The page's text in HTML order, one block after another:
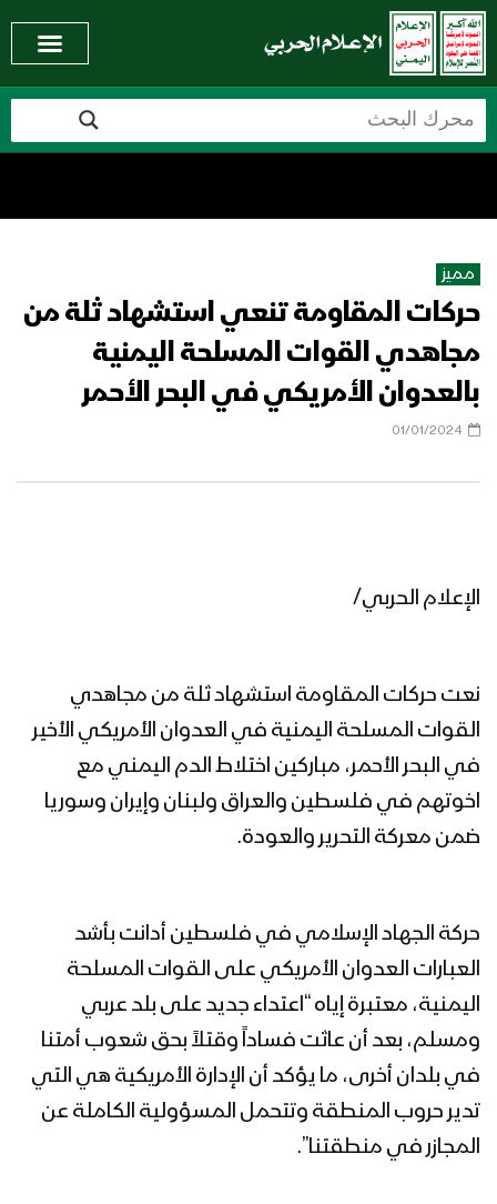
مميز
حركات المقاومة تنعي استشهاد ثلة من
مجاهدي القوات المسلحة اليمنية
بالعدوان الأمريكي في البحر الأحمر
01/01/2024
الإعلام الحربي/
نعت حركات المقاومة استشهاد ثلة من مجاهدي
القوات المسلحة اليمنية في العدوان الأمريكي الأخير
في البحر الأحمر، مباركين اختلاط الدم اليمني مع
اخوتهم في فلسطين والعراق ولبنان وإيران وسوريا
ضمن معركة التحرير والعودة.
حركة الجهاد الإسلامي في فلسطين أدانت بأشد
العبارات العدوان الأمريكي على القوات المسلحة
اليمنية، معتبرة إياه “اعتداء جديد على بلد عربي
ومسلم، بعد أن عاثت فساداً وقتلاً بحق شعوب أمتنا
في بلدان أخرى، ما يؤكد أن الإدارة الأمريكية هي التي
تدير حروب المنطقة وتتحمل المسؤولية الكاملة عن
المجازر في منطقتنا”.